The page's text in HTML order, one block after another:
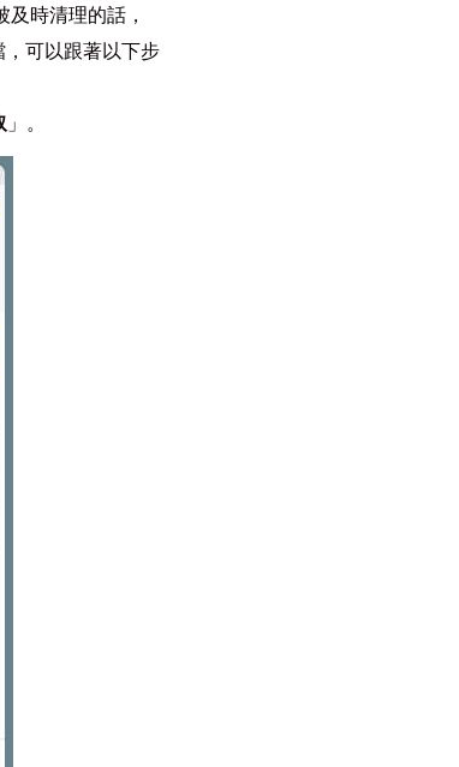
時清理的話，
可以跟著以下步
」。